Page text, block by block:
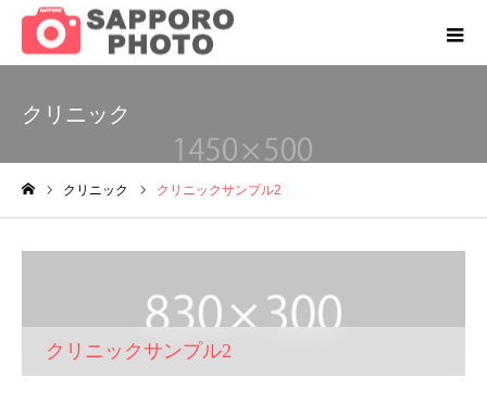
クリニック
クリニック クリニックサンプル2
クリニックサンプル2